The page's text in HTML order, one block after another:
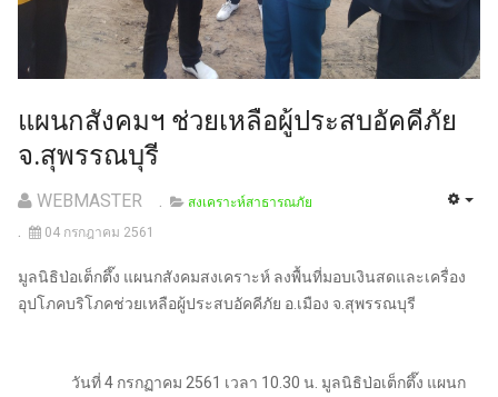
แผนกสังคมฯ ช่วยเหลือผู้ประสบอัคคีภัย
จ.สุพรรณบุรี
WEBMASTER
สงเคราะห์สาธารณภัย
04 กรกฎาคม 2561
มูลนิธิป่อเต็กตึ๊ง แผนกสังคมสงเคราะห์ ลงพื้นที่มอบเงินสดและเครื่อง
อุปโภคบริโภคช่วยเหลือผู้ประสบอัคคีภัย อ.เมือง จ.สุพรรณบุรี
วันที่ 4 กรกฏาคม 2561 เวลา 10.30 น. มูลนิธิป่อเต็กตึ๊ง แผนก